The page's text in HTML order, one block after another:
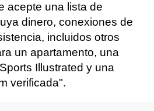
acepte una lista de
dinero, conexiones de
incluidos otros
un apartamento, una
Illustrated y una
verificada".